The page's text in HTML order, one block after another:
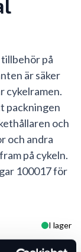
på
är säker
cykelramen.
packningen
och
och andra
på cykeln.
100017 för
I lager